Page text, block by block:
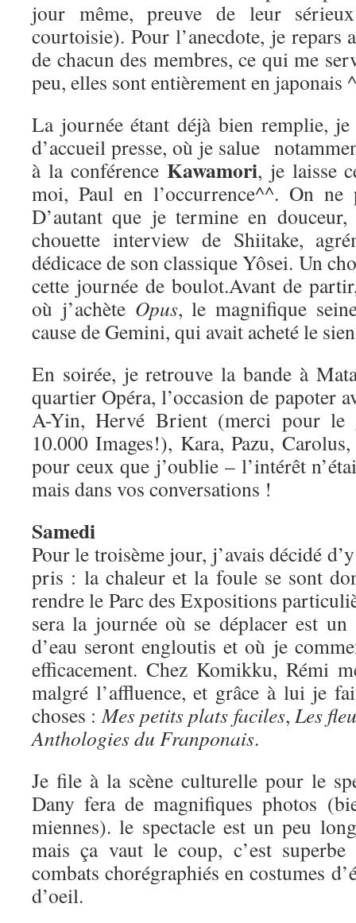
jour même, preuve de leur
courtoisie). Pour l’anecdote, je repars
de chacun des membres, ce qui me
peu, elles sont entièrement en japonais
La journée étant déjà bien remplie,
d’accueil presse, où je salue
à la conférence Kawamori, je laisse
moi, Paul en l’occurrence^^. On ne
D’autant que je termine en
chouette interview de Shiitake,
dédicace de son classique Yôsei. Un
cette journée de boulot.Avant de
où j’achète Opus, le magnifique
cause de Gemini, qui avait acheté le
En soirée, je retrouve la bande à
quartier Opéra, l’occasion de papoter
A-Yin, Hervé Brient (merci pour le
10.000 Images!), Kara, Pazu,
pour ceux que j’oublie – l’intérêt
mais dans vos conversations !
Samedi
Pour le troisème jour, j’avais décidé
pris : la chaleur et la foule se sont
rendre le Parc des Expositions
sera la journée où se déplacer est
d’eau seront engloutis et où je
efficacement. Chez Komikku, Rémi
malgré l’affluence, et grâce à lui je
choses : Mes petits plats faciles,Les
Anthologies du Franponais.
Je file à la scène culturelle pour le
Dany fera de magnifiques photos
miennes). le spectacle est un peu
mais ça vaut le coup, c’est superbe
combats chorégraphiés en costumes
d’oeil.